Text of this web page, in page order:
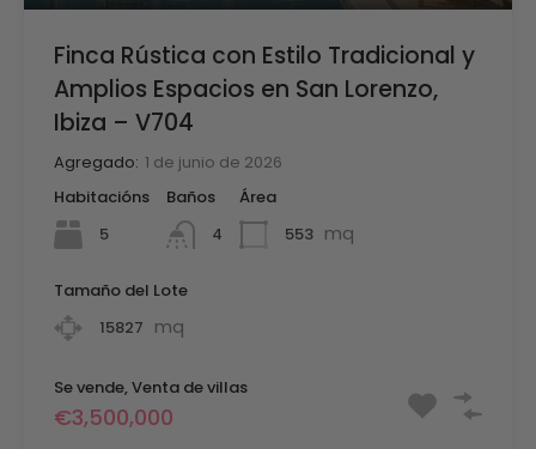
Finca Rústica con Estilo Tradicional y
Amplios Espacios en San Lorenzo,
Ibiza – V704
Agregado: 1 de junio de 2026
Habitacións
5
Baños
4
Área
553 mq
Tamaño del Lote
15827 mq
Se vende, Venta de villas
€3,500,000